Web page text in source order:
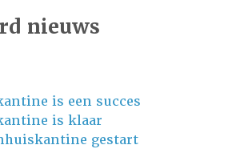
nieuws
is een succes
is klaar
gestart